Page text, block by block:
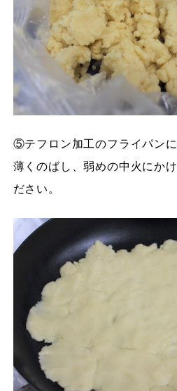
⑤テフロン加工のフライパン
薄くのばし、弱めの中火にか
ださい。